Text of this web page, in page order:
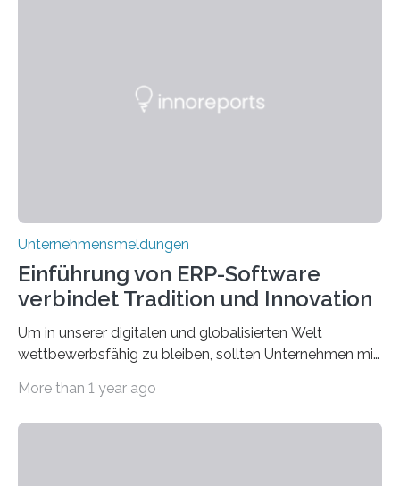
Goldankauf einige Lehren. In Rumpelstilzchen wird das
Unternehmensmeldungen
Einführung von ERP-Software
verbindet Tradition und Innovation
Um in unserer digitalen und globalisierten Welt
wettbewerbsfähig zu bleiben, sollten Unternehmen mit
ihre traditionellen Werte auf der Strecke bleiben
More than 1 year ago